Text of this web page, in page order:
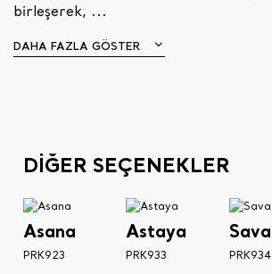
birleşerek, ...
DAHA FAZLA GÖSTER
DİĞER SEÇENEKLER
Asana
PRK923
Astaya
PRK933
Sava
PRK934